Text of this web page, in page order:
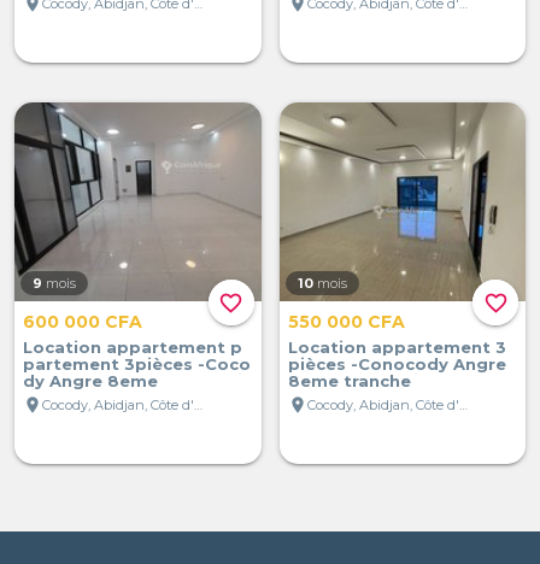
favorite_border
9 mois
600 000 CFA
Location appartement p
partement 3pièces -Coco
dy Angre 8eme
location_on
favorite_border
10 mois
550 000 CFA
Location appartement 3
pièces -Conocody Angre
8eme tranche
location_on